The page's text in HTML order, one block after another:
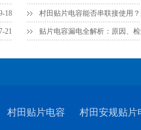
18
21
村田贴片电容 村田安规贴片